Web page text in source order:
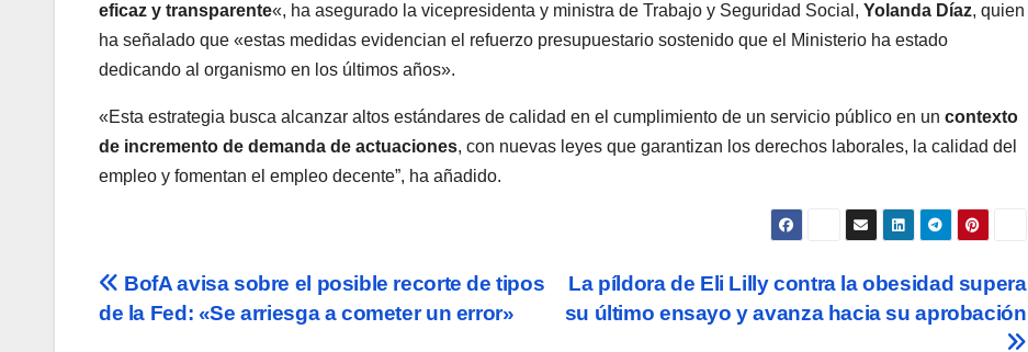
eficaz y transparente«, ha asegurado la vicepresidenta y ministra de Trabajo y Seguridad Social, Yolanda Díaz, quien
ha señalado que «estas medidas evidencian el refuerzo presupuestario sostenido que el Ministerio ha estado
dedicando al organismo en los últimos años».
«Esta estrategia busca alcanzar altos estándares de calidad en el cumplimiento de un servicio público en un contexto
de incremento de demanda de actuaciones, con nuevas leyes que garantizan los derechos laborales, la calidad del
empleo y fomentan el empleo decente”, ha añadido.
Navegación
La píldora de Eli Lilly contra la obesidad supera
su último ensayo y avanza hacia su aprobación
BofA avisa sobre el posible recorte de tipos
de la Fed: «Se arriesga a cometer un error»